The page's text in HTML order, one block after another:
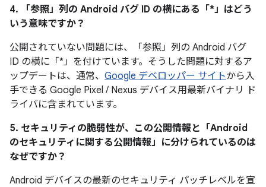
4. 「参照」 列の Android バグ ID の横にある「*」はどう
いう意味ですか？
公開されていない問題には、「参照」列の Android バグ
ID の横に「*」を付けています。そうした問題に対するア
ップデートは、通常、 Google デベロッパー サイトから入
手できる Google Pixel / Nexus デバイス用最新バイナリ ド
ライバに含まれています。
5. セキュリティの脆弱性が、この公開情報と「Android
のセキュリティに関する公開情報」に分けられているのは
なぜですか？
Android デバイスの最新のセキュリティ パッチレベルを宣